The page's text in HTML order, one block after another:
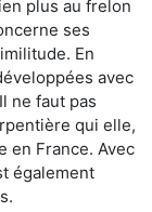
plus au frelon
ses
En
avec
ne faut pas
qui elle,
en France. Avec
également